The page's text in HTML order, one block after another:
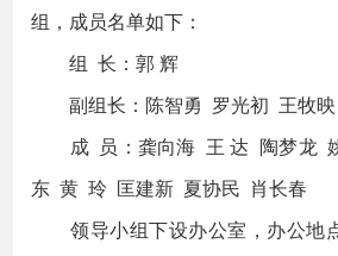
组，成员名单如下：
组 长：郭 辉
副组长：陈智勇 罗光初 王牧映
成 员：龚向海 王 达 陶梦龙
东 黄 玲 匡建新 夏协民 肖长春
领导小组下设办公室，办公地